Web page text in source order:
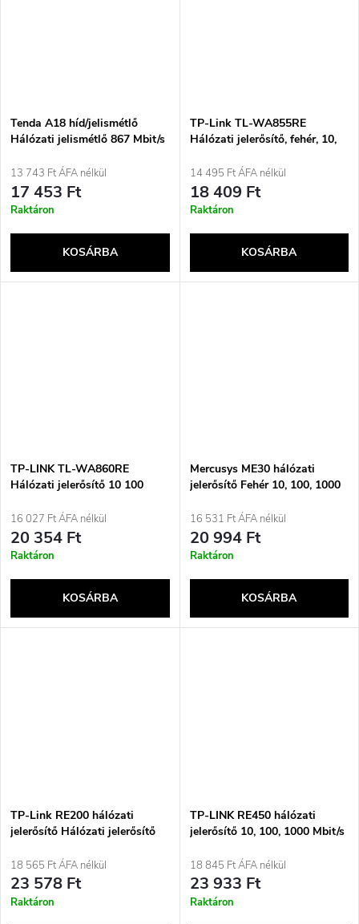
Tenda A18 híd/jelismétlő
Hálózati jelismétlő 867 Mbit/s
13 743 Ft ÁFA nélkül
17 453 Ft
Raktáron
KOSÁRBA
TP-Link TL-WA855RE
Hálózati jelerősítő, fehér, 10,
14 495 Ft ÁFA nélkül
18 409 Ft
Raktáron
KOSÁRBA
TP-LINK TL-WA860RE
Hálózati jelerősítő 10 100
16 027 Ft ÁFA nélkül
20 354 Ft
Raktáron
KOSÁRBA
Mercusys ME30 hálózati
jelerősítő Fehér 10, 100, 1000
16 531 Ft ÁFA nélkül
20 994 Ft
Raktáron
KOSÁRBA
TP-Link RE200 hálózati
jelerősítő Hálózati jelerősítő
18 565 Ft ÁFA nélkül
23 578 Ft
Raktáron
TP-LINK RE450 hálózati
jelerősítő 10, 100, 1000 Mbit/s
18 845 Ft ÁFA nélkül
23 933 Ft
Raktáron